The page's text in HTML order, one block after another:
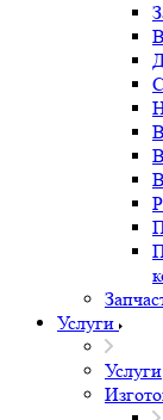
Услуги
Услуги